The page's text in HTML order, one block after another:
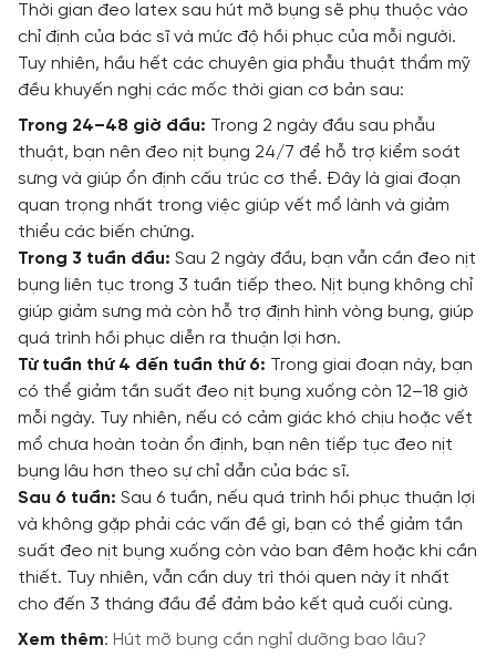
Thời gian đeo latex sau hút mỡ bụng sẽ phụ thuộc vào
chỉ định của bác sĩ và mức độ hồi phục của mỗi người.
Tuy nhiên, hầu hết các chuyên gia phẫu thuật thẩm mỹ
đều khuyến nghị các mốc thời gian cơ bản sau:
Trong 24–48 giờ đầu: Trong 2 ngày đầu sau phẫu
thuật, bạn nên đeo nịt bụng 24/7 để hỗ trợ kiểm soát
sưng và giúp ổn định cấu trúc cơ thể. Đây là giai đoạn
quan trọng nhất trong việc giúp vết mổ lành và giảm
thiểu các biến chứng.
Trong 3 tuần đầu: Sau 2 ngày đầu, bạn vẫn cần đeo nịt
bụng liên tục trong 3 tuần tiếp theo. Nịt bụng không chỉ
giúp giảm sưng mà còn hỗ trợ định hình vòng bụng, giúp
quá trình hồi phục diễn ra thuận lợi hơn.
Từ tuần thứ 4 đến tuần thứ 6: Trong giai đoạn này, bạn
có thể giảm tần suất đeo nịt bụng xuống còn 12–18 giờ
mỗi ngày. Tuy nhiên, nếu có cảm giác khó chịu hoặc vết
mổ chưa hoàn toàn ổn định, bạn nên tiếp tục đeo nịt
bụng lâu hơn theo sự chỉ dẫn của bác sĩ.
Sau 6 tuần: Sau 6 tuần, nếu quá trình hồi phục thuận lợi
và không gặp phải các vấn đề gì, bạn có thể giảm tần
suất đeo nịt bụng xuống còn vào ban đêm hoặc khi cần
thiết. Tuy nhiên, vẫn cần duy trì thói quen này ít nhất
cho đến 3 tháng đầu để đảm bảo kết quả cuối cùng.
Xem thêm: Hút mỡ bụng cần nghỉ dưỡng bao lâu?